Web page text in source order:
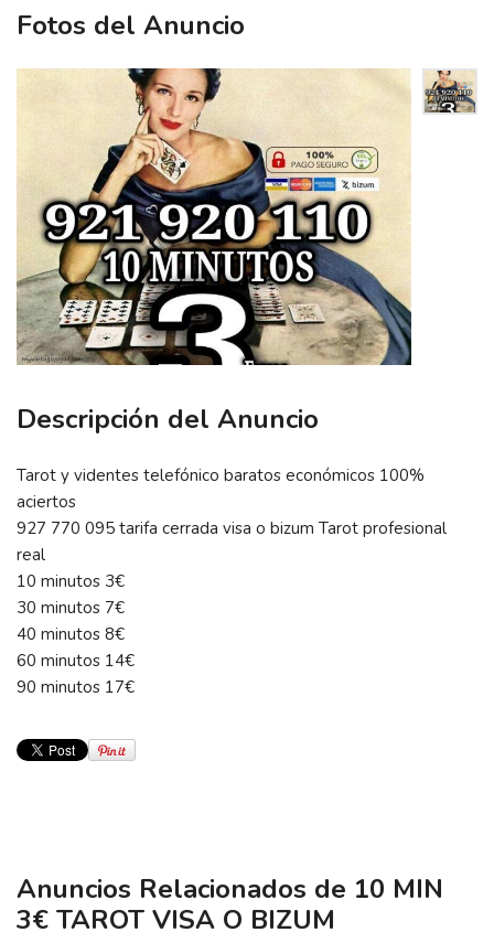
Fotos del Anuncio
Descripción del Anuncio
Tarot y videntes telefónico baratos económicos 100%
aciertos
927 770 095 tarifa cerrada visa o bizum Tarot profesional
real
10 minutos 3€
30 minutos 7€
40 minutos 8€
60 minutos 14€
90 minutos 17€
Anuncios Relacionados de 10 MIN
3€ TAROT VISA O BIZUM